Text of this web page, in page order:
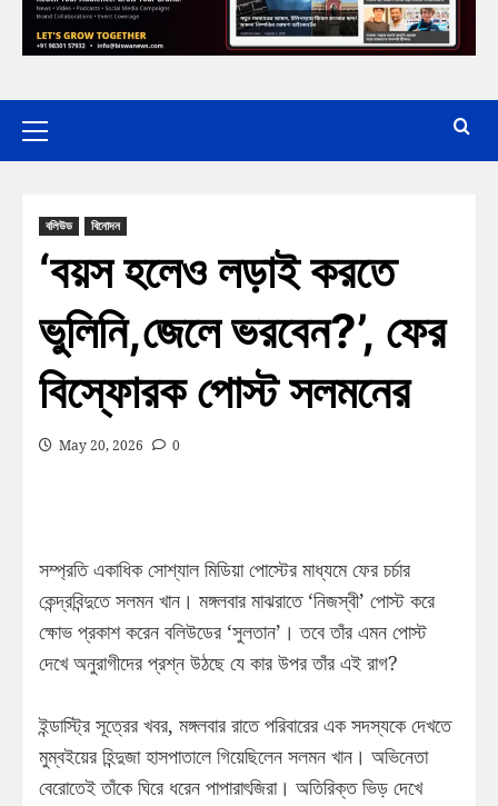
বলিউড বিনোদন
‘বয়স হলেও লড়াই করতে
ভুলিনি,জেলে ভরবেন?’, ফের
বিস্ফোরক পোস্ট সলমনের
May 20, 2026 0
সম্প্রতি একাধিক সোশ্যাল মিডিয়া পোস্টের মাধ্যমে ফের চর্চার
কেন্দ্রবিন্দুতে সলমন খান। মঙ্গলবার মাঝরাতে ‘নিজস্বী’ পোস্ট করে
ক্ষোভ প্রকাশ করেন বলিউডের ‘সুলতান’। তবে তাঁর এমন পোস্ট
দেখে অনুরাগীদের প্রশ্ন উঠছে যে কার উপর তাঁর এই রাগ?
ইন্ডাস্ট্রি সূত্রের খবর, মঙ্গলবার রাতে পরিবারের এক সদস্যকে দেখতে
মুম্বইয়ের হিন্দুজা হাসপাতালে গিয়েছিলেন সলমন খান। অভিনেতা
বেরোতেই তাঁকে ঘিরে ধরেন পাপারাৎজিরা। অতিরিক্ত ভিড় দেখে